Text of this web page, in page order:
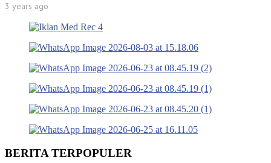
3 years ago
BERITA TERPOPULER